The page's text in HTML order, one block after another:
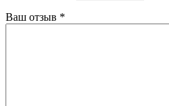
Ваш отзыв *